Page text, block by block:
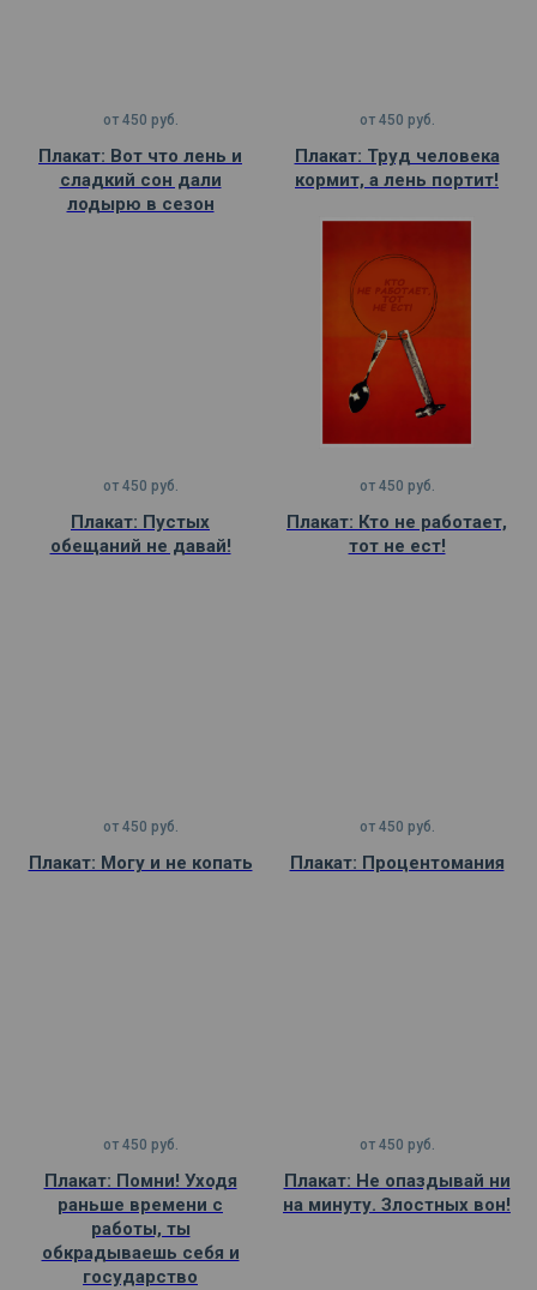
от 450 руб.
Плакат: Вот что лень и
сладкий сон дали
лодырю в сезон
от 450 руб.
Плакат: Труд человека
кормит, а лень портит!
от 450 руб.
Плакат: Пустых
обещаний не давай!
от 450 руб.
Плакат: Кто не работает,
тот не ест!
от 450 руб.
Плакат: Могу и не копать
от 450 руб.
Плакат: Процентомания
от 450 руб.
Плакат: Помни! Уходя
раньше времени с
работы, ты
обкрадываешь себя и
государство
от 450 руб.
Плакат: Не опаздывай ни
на минуту. Злостных вон!